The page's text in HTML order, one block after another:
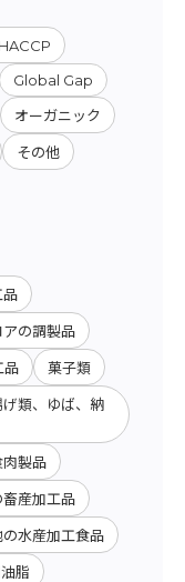
Global Gap
オーガニック
その他
品
の調製品
品 菓子類
類、ゆば、納
肉製品
畜産加工品
の水産加工食品
脂